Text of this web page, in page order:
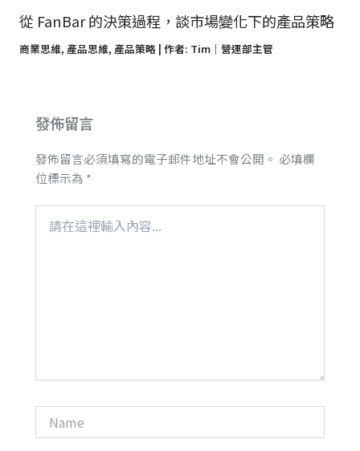
從 FanBar 的決策過程，談市場變化下的產品策略
商業思維, 產品思維, 產品策略| 作者: Tim｜營運部主管
發佈留言
發佈留言必須填寫的電子郵件地址不會公開。 必填欄
位標示為 *